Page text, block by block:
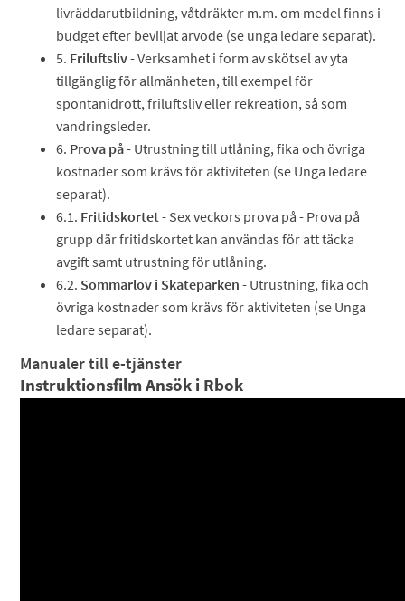
livräddarutbildning, våtdräkter m.m. om medel finns i
budget efter beviljat arvode (se unga ledare separat).
5. Friluftsliv- Verksamhet i form av skötsel av yta
tillgänglig för allmänheten, till exempel för
spontanidrott, friluftsliv eller rekreation, så som
vandringsleder.
6. Prova på- Utrustning till utlåning, fika och övriga
kostnader som krävs för aktiviteten (se Unga ledare
separat).
6.1. Fritidskortet- Sex veckors prova på - Prova på
grupp där fritidskortet kan användas för att täcka
avgift samt utrustning för utlåning.
6.2. Sommarlov i Skateparken - Utrustning, fika och
övriga kostnader som krävs för aktiviteten (se Unga
ledare separat).
Manualer till e-tjänster
Instruktionsfilm Ansök i Rbok